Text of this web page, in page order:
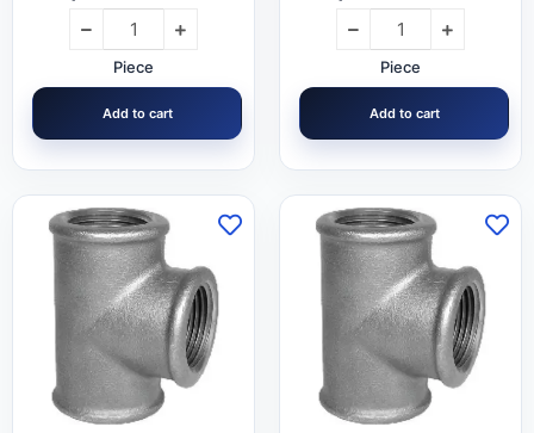
Piece
Add to cart
Piece
Add to cart